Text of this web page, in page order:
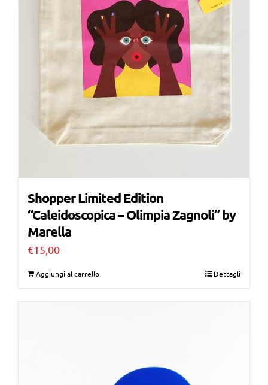
Shopper Limited Edition
“Caleidoscopica – Olimpia Zagnoli” by
Marella
€15,00
Aggiungi al carrello Dettagli